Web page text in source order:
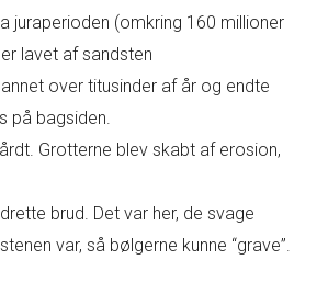
juraperioden (omkring 160 millioner
lavet af sandsten
over titusinder af år og endte
på bagsiden.
Grotterne blev skabt af erosion,
brud. Det var her, de svage
var, så bølgerne kunne “grave”.